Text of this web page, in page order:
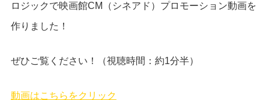
ロジックで映画館CM（シネアド）プロモーション動画を
作りました！
ぜひご覧ください！（視聴時間：約1分半）
動画はこちらをクリック